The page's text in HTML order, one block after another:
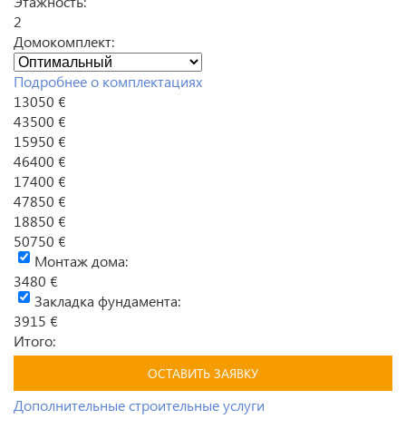
2
Домокомплект:
Подробнее о комплектациях
13050 €
43500 €
15950 €
46400 €
17400 €
47850 €
18850 €
50750 €
Монтаж дома:
3480 €
Закладка фундамента:
3915 €
Итого:
ОСТАВИТЬ ЗАЯВКУ
Дополнительные строительные услуги